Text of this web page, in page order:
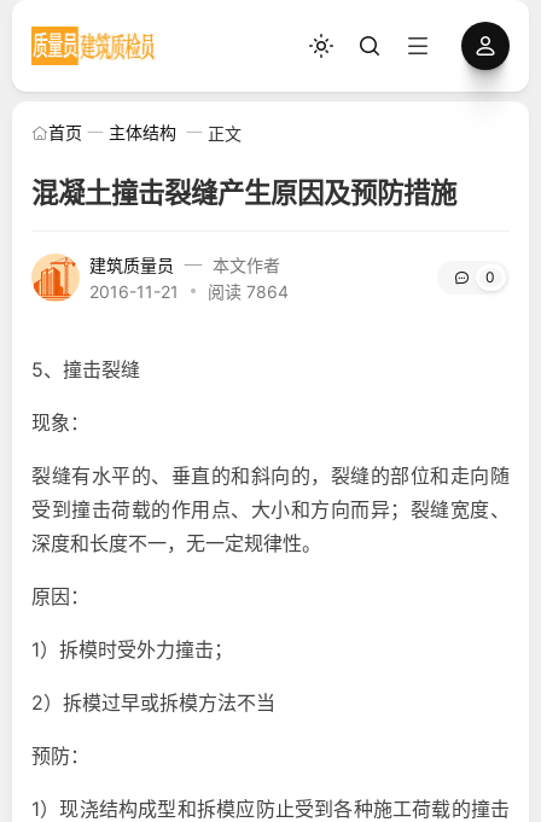
首页 主体结构 正文
混凝土撞击裂缝产生原因及预防措施
建筑质量员
本文作者
2016-11-21
阅读 7864
0
5、撞击裂缝
现象：
裂缝有水平的、垂直的和斜向的，裂缝的部位和走向随
受到撞击荷载的作用点、大小和方向而异；裂缝宽度、
深度和长度不一，无一定规律性。
原因：
1）拆模时受外力撞击；
2）拆模过早或拆模方法不当
预防：
1）现浇结构成型和拆模应防止受到各种施工荷载的撞击